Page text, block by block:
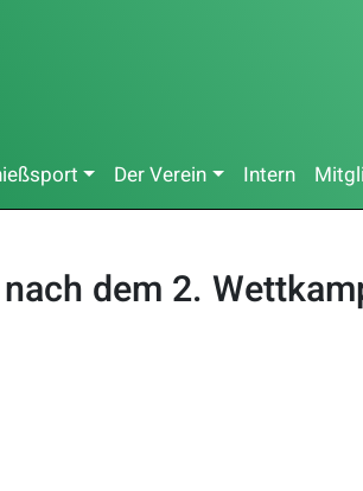
Der Verein Intern
dem 2.